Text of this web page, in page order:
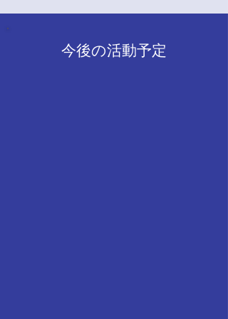
かで、他のOBさんやOGさん
のお言葉を頂戴することがで
今後の活動予定